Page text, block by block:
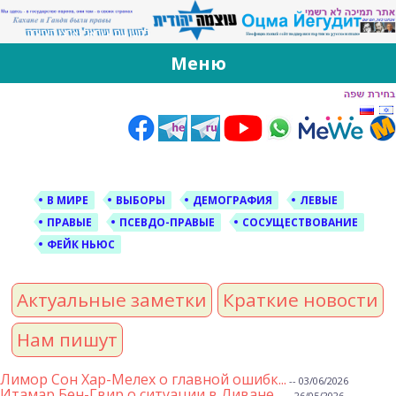
За Оцма Йегудит
עוצמה יהודית ברוסית ובעברית
Меню
В МИРЕ ВЫБОРЫ ДЕМОГРАФИЯ
ЛЕВЫЕ
ПРАВЫЕ
ПСЕВДО-ПРАВЫЕ
СОСУЩЕСТВОВАНИЕ
ФЕЙК НЬЮС
Актуальные заметки
Краткие новости
Нам пишут
Лимор Сон Хар-Мелех о главной ошибк... -- 03/06/2026